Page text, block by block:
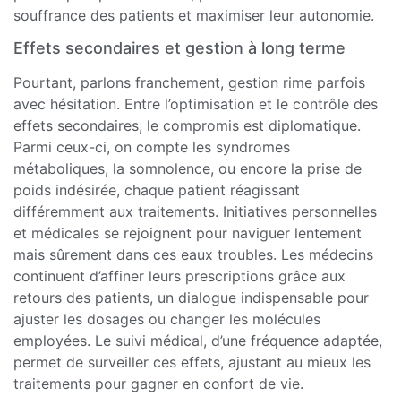
souffrance des patients et maximiser leur autonomie.
Effets secondaires et gestion à long terme
Pourtant, parlons franchement, gestion rime parfois
avec hésitation. Entre l’optimisation et le contrôle des
effets secondaires, le compromis est diplomatique.
Parmi ceux-ci, on compte les syndromes
métaboliques, la somnolence, ou encore la prise de
poids indésirée, chaque patient réagissant
différemment aux traitements. Initiatives personnelles
et médicales se rejoignent pour naviguer lentement
mais sûrement dans ces eaux troubles. Les médecins
continuent d’affiner leurs prescriptions grâce aux
retours des patients, un dialogue indispensable pour
ajuster les dosages ou changer les molécules
employées. Le suivi médical, d’une fréquence adaptée,
permet de surveiller ces effets, ajustant au mieux les
traitements pour gagner en confort de vie.